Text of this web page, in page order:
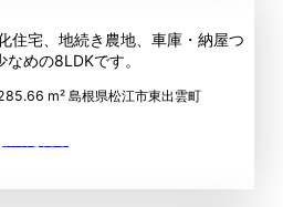
宅、地続き農地、車庫・納屋つ
なめの8LDKです。
m² 島根県松江市東出雲町